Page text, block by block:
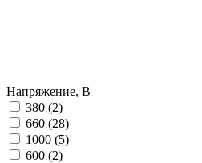
Напряжение, В
380 (2)
660 (28)
1000 (5)
600 (2)